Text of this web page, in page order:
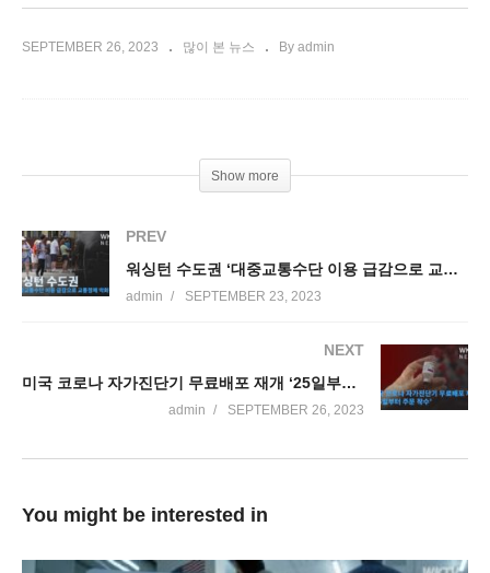
SEPTEMBER 26, 2023 많이 본 뉴스 By admin
Show more
PREV
워싱턴 수도권 ‘대중교통수단 이용 급감으로 교통정체 악화됐다’
admin SEPTEMBER 23, 2023
NEXT
미국 코로나 자가진단기 무료배포 재개 ‘25일부터 주문 착수’
admin SEPTEMBER 26, 2023
You might be interested in